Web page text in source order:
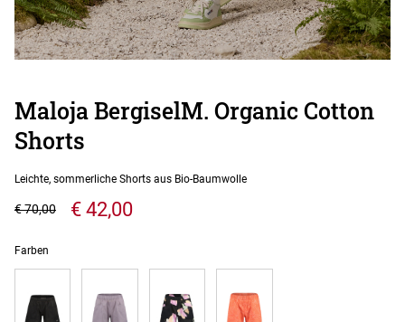
Maloja BergiselM. Organic Cotton
Shorts
Leichte, sommerliche Shorts aus Bio-Baumwolle
€ 42,00
€ 70,00
Farben